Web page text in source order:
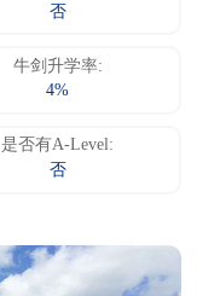
否
牛剑升学率:
4%
是否有A-Level:
否